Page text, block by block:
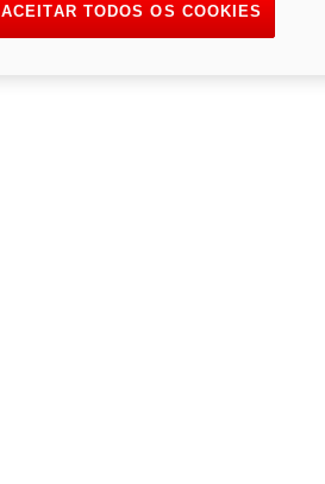
ACEITAR TODOS OS COOKIES